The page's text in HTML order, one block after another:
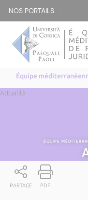
NOS PORTAILS :
Équipe
Attualità
ÉQUIPE
PARTAGE PDF